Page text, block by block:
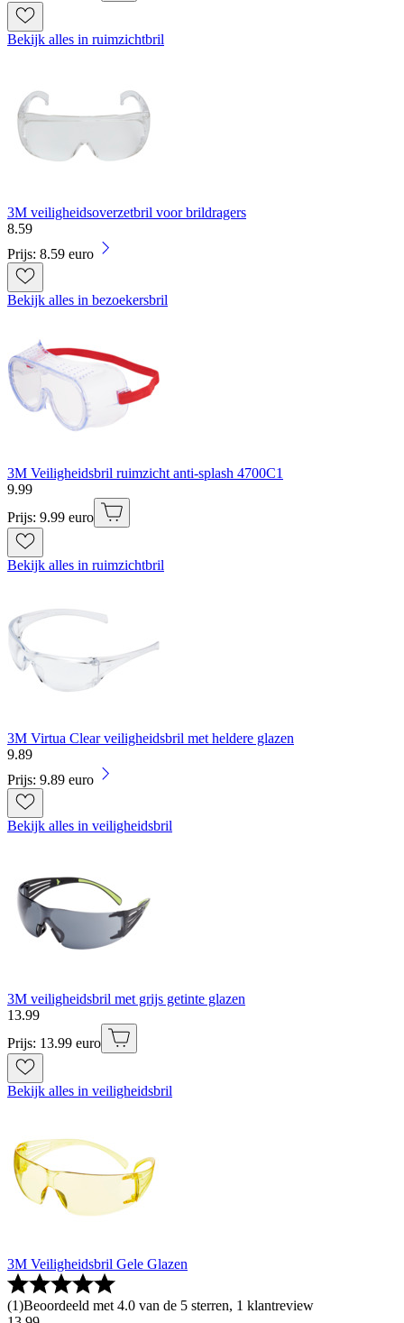
Bekijk alles in ruimzichtbril
3M veiligheidsoverzetbril voor brildragers
8.59
Prijs: 8.59 euro
Bekijk alles in bezoekersbril
3M Veiligheidsbril ruimzicht anti-splash 4700C1
9.99
Prijs: 9.99 euro
Bekijk alles in ruimzichtbril
3M Virtua Clear veiligheidsbril met heldere glazen
9.89
Prijs: 9.89 euro
Bekijk alles in veiligheidsbril
3M veiligheidsbril met grijs getinte glazen
13.99
Prijs: 13.99 euro
Bekijk alles in veiligheidsbril
3M Veiligheidsbril Gele Glazen
(1)Beoordeeld met 4.0 van de 5 sterren, 1 klantreview